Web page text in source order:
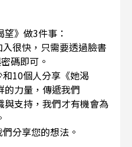
》做3件事：
很快，只需要透過臉書
碼即可。
10個人分享《她渴
的力量，傳遞我們
支持，我們才有機會為
分享您的想法。